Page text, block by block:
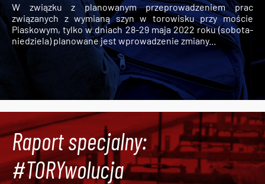
W związku z planowanym przeprowadzeniem prac
związanych z wymianą szyn w torowisku przy moście
Piaskowym, tylko w dniach 28-29 maja 2022 roku (sobota-
niedziela) planowane jest wprowadzenie zmiany...
Raport specjalny:
#TORYwolucja